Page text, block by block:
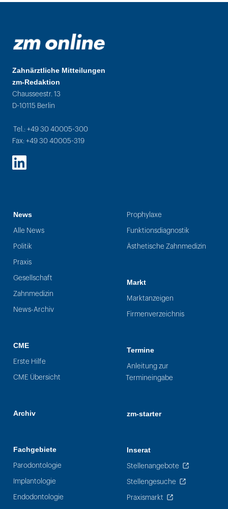
Zahnärztliche Mitteilungen
zm-Redaktion
Chausseestr. 13
D-10115 Berlin
Tel.: +49 30 40005-300
Fax: +49 30 40005-319
LinkedIn
News
Alle News
Politik
Praxis
Gesellschaft
Zahnmedizin
News-Archiv
CME
Erste Hilfe
CME Übersicht
Archiv
Fachgebiete
Parodontologie
Implantologie
Endodontologie
Prophylaxe
Funktionsdiagnostik
Ästhetische Zahnmedizin
Markt
Marktanzeigen
Firmenverzeichnis
Termine
Anleitung zur
Termineingabe
zm-starter
Inserat
Stellenangebote
Stellengesuche
Praxismarkt